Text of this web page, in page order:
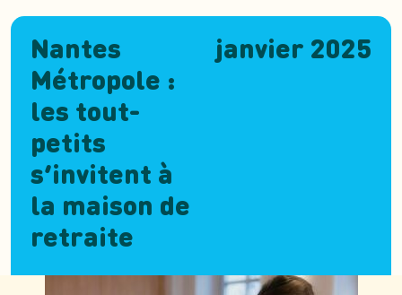
Nantes
Métropole :
les tout-
petits
s’invitent à
la maison de
retraite
janvier 2025